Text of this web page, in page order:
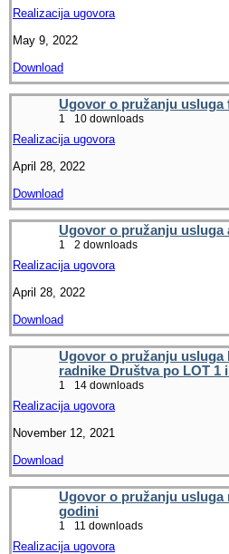
Realizacija ugovora
May 9, 2022
Download
Ugovor o pružanju usluga
1 10 downloads
Realizacija ugovora
April 28, 2022
Download
Ugovor o pružanju usluga
1 2 downloads
Realizacija ugovora
April 28, 2022
Download
Ugovor o pružanju usluga
radnike Društva po LOT 1
1 14 downloads
Realizacija ugovora
November 12, 2021
Download
Ugovor o pružanju usluga
godini
1 11 downloads
Realizacija ugovora